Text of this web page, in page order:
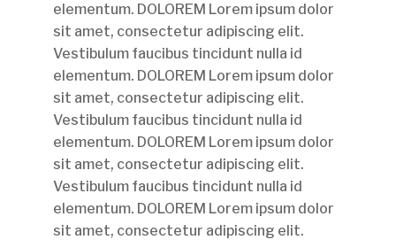
elementum. DOLOREM Lorem ipsum dolor
sit amet, consectetur adipiscing elit.
Vestibulum faucibus tincidunt nulla id
elementum. DOLOREM Lorem ipsum dolor
sit amet, consectetur adipiscing elit.
Vestibulum faucibus tincidunt nulla id
elementum. DOLOREM Lorem ipsum dolor
sit amet, consectetur adipiscing elit.
Vestibulum faucibus tincidunt nulla id
elementum. DOLOREM Lorem ipsum dolor
sit amet, consectetur adipiscing elit.